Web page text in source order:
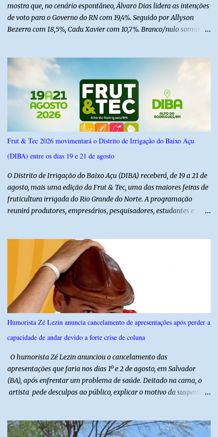
mostra que, no cenário espontâneo, Álvaro Dias lidera as intenções
de voto para o Governo do RN com 19,4%. Seguido por Allyson
Bezerra com 18,5%, Cadu Xavier com 10,7%. Branco/nulo somaram
do Norte entre os dias 18 e 22 de junho de 2026. O levantamento
possui margem de erro de 2,5 pontos percentuais e nível de
confiança de 95%. Registro no TSE: RN-09520/2026
Frut & Tec 2026 movimentará o Distrito de Irrigação do Baixo Açu
(DIBA) entre os dias 19 e 21 de agosto
O Distrito de Irrigação do Baixo Açu (DIBA) receberá, de 19 a 21 de
agosto, mais uma edição da Frut & Tec, uma das maiores feiras de
fruticultura irrigada do Rio Grande do Norte. A programação
reunirá produtores, empresários, pesquisadores, estudantes e
instituições e tecnologias voltadas ao setor. Além das atividades
técnicas, a feira contará com programação cultural. No dia 20 de
agosto, o público poderá prestigiar o show de humor com Mução,
seguido de apresentação musical de Vê Barreto. A Frut & Tec
reforça a importância do Distrito de Irrigação do Baixo Açu como
referência na fruticultura irrigada, promovendo conhecimento,
inovação e oportunidades para o desenvolvimento do agronegócio
potiguar. @associacaodiba
Humorista Zé Lezin anuncia cancelamento de apresentações após perder a
capacidade de andar devido a forte crise de coluna
O humorista Zé Lezin anunciou o cancelamento das
apresentações que faria nos dias 1º e 2 de agosto, em Salvador
(BA), após enfrentar um problema de saúde. Deitado na cama, o
artista pede desculpas ao público, explicar o motivo da suspensão
impossível viajar e subir ao palco. O comediante contou que